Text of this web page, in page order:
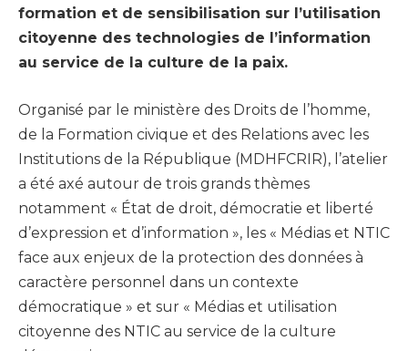
formation et de sensibilisation sur l’utilisation
citoyenne des technologies de l’information
au service de la culture de la paix.
Organisé par le ministère des Droits de l’homme,
de la Formation civique et des Relations avec les
Institutions de la République (MDHFCRIR), l’atelier
a été axé autour de trois grands thèmes
notamment « État de droit, démocratie et liberté
d’expression et d’information », les « Médias et NTIC
face aux enjeux de la protection des données à
caractère personnel dans un contexte
démocratique » et sur « Médias et utilisation
citoyenne des NTIC au service de la culture